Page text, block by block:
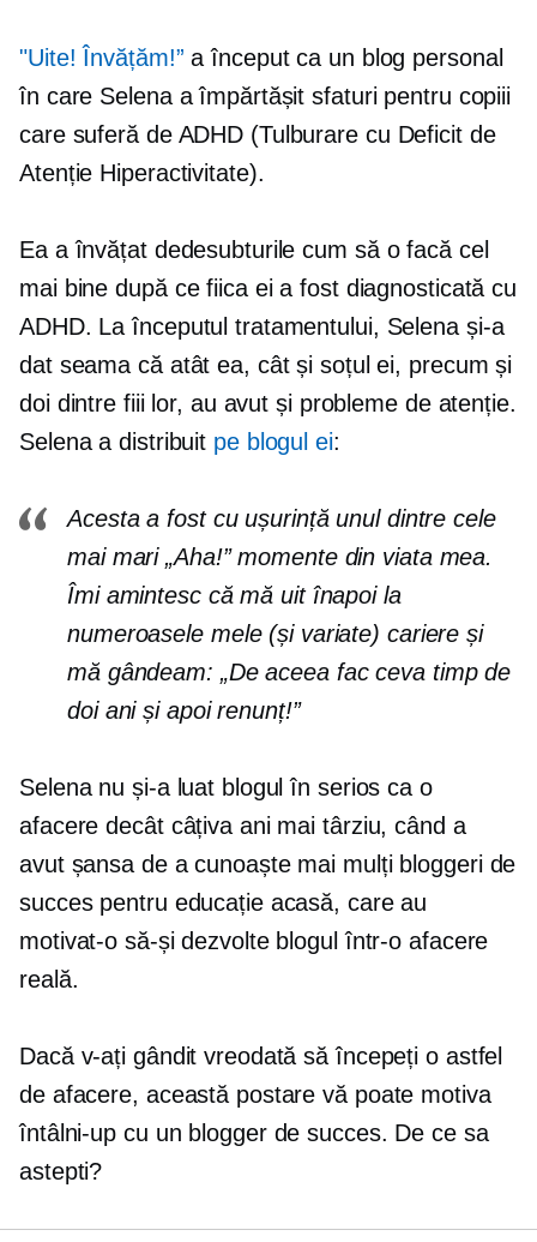
"Uite! Învățăm!” a început ca un blog personal
în care Selena a împărtășit sfaturi pentru copiii
care suferă de ADHD (Tulburare cu Deficit de
Atenție Hiperactivitate).
Ea a învățat dedesubturile cum să o facă cel
mai bine după ce fiica ei a fost diagnosticată cu
ADHD. La începutul tratamentului, Selena și-a
dat seama că atât ea, cât și soțul ei, precum și
doi dintre fiii lor, au avut și probleme de atenție.
Selena a distribuit pe blogul ei:
Acesta a fost cu ușurință unul dintre cele
mai mari „Aha!” momente din viata mea.
Îmi amintesc că mă uit înapoi la
numeroasele mele (și variate) cariere și
mă gândeam: „De aceea fac ceva timp de
doi ani și apoi renunț!”
Selena nu și-a luat blogul în serios ca o
afacere decât câțiva ani mai târziu, când a
avut șansa de a cunoaște mai mulți bloggeri de
succes pentru educație acasă, care au
motivat-o să-și dezvolte blogul într-o afacere
reală.
Dacă v-ați gândit vreodată să începeți o astfel
de afacere, această postare vă poate motiva
întâlni-up cu un blogger de succes. De ce sa
astepti?